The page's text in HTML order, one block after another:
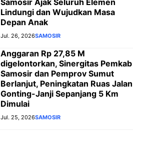
Samosir Ajak Seluruh Elemen
Lindungi dan Wujudkan Masa
Depan Anak
Jul. 26, 2026SAMOSIR
Anggaran Rp 27,85 M
digelontorkan, Sinergitas Pemkab
Samosir dan Pemprov Sumut
Berlanjut, Peningkatan Ruas Jalan
Gonting-Janji Sepanjang 5 Km
Dimulai
Jul. 25, 2026SAMOSIR